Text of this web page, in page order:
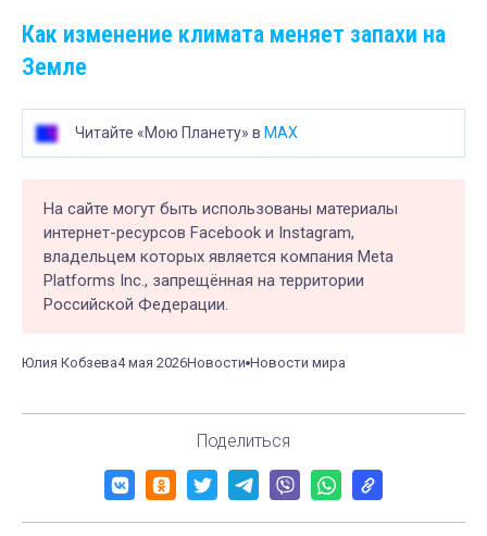
Как изменение климата меняет запахи на
Земле
Читайте «Мою Планету» в MAX
На сайте могут быть использованы материалы
интернет-ресурсов Facebook и Instagram,
владельцем которых является компания Meta
Platforms Inc., запрещённая на территории
Российской Федерации.
Юлия Кобзева4 мая 2026Новости Новости мира
Поделиться